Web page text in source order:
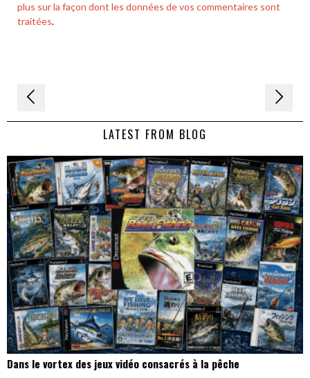
plus sur la façon dont les données de vos commentaires sont
traitées.
Navigation
de LATEST FROM BLOG
Dans le vortex des jeux vidéo consacrés à la pêche